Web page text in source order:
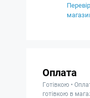
Оплата
Готівкою •
готівкою в